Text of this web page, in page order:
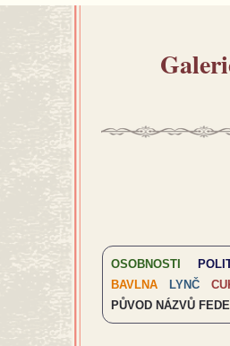
OSOBNOSTI
BAVLNA
LYNČ
PŮVOD NÁZVŮ